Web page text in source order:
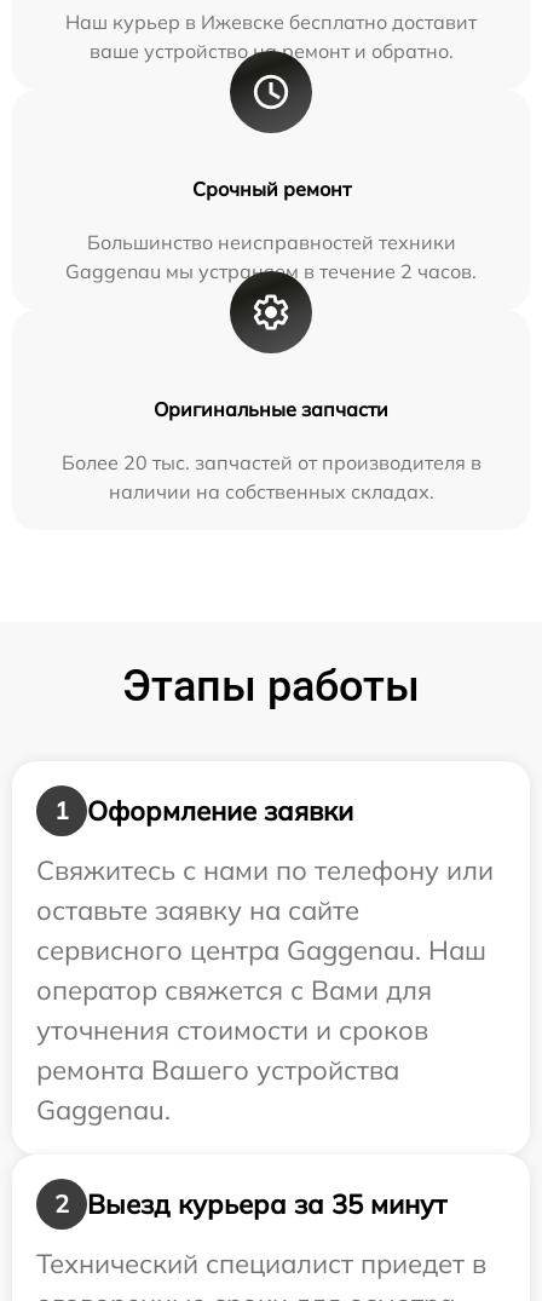
Наш курьер в Ижевске бесплатно доставит
ваше устройство на ремонт и обратно.
Срочный ремонт
Большинство неисправностей техники
Gaggenau мы устраняем в течение 2 часов.
Оригинальные запчасти
Более 20 тыс. запчастей от производителя в
наличии на собственных складах.
Этапы работы
1
Оформление заявки
Свяжитесь с нами по телефону или
оставьте заявку на сайте
сервисного центра Gaggenau. Наш
оператор свяжется с Вами для
уточнения стоимости и сроков
ремонта Вашего устройства
Gaggenau.
2
Выезд курьера за 35 минут
Технический специалист приедет в